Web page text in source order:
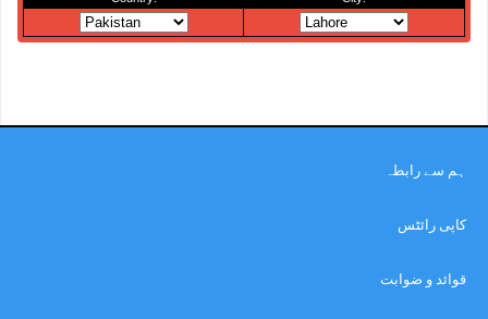
ہم سے رابطہ
کاپی رائٹس
قوائد و ضوابت